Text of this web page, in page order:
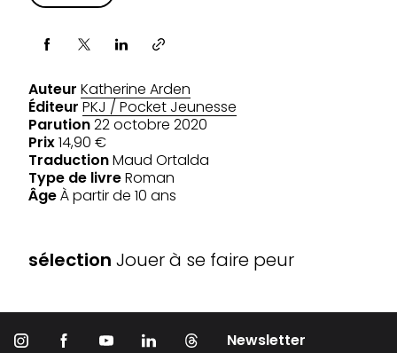
Partager via
Auteur Katherine Arden
Éditeur PKJ / Pocket Jeunesse
Parution22 octobre 2020
Prix14,90 €
TraductionMaud Ortalda
Type de livreRoman
ÂgeÀ partir de 10 ans
SÉLECTIONS
sélection Jouer à se faire peur
Newsletter